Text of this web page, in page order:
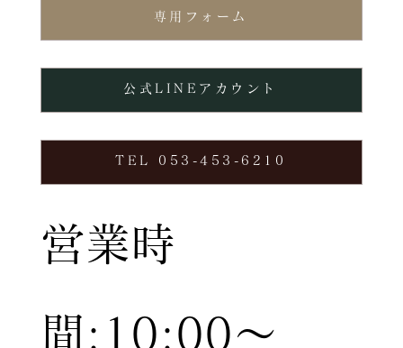
専用フォーム
TEL 053-453-6210
公式LINEアカウント
営業時
間:10:00〜